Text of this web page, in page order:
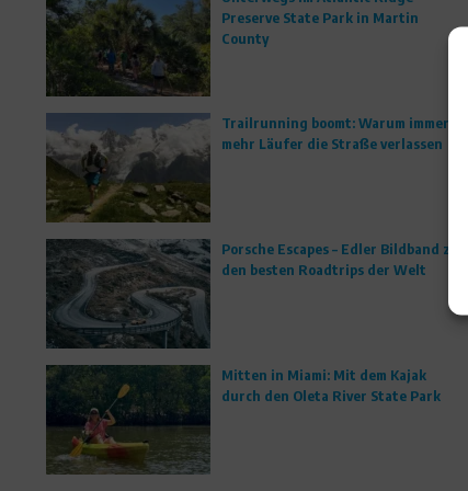
Preserve State Park in Martin
County
Trailrunning boomt: Warum immer
mehr Läufer die Straße verlassen
Porsche Escapes – Edler Bildband zu
den besten Roadtrips der Welt
Mitten in Miami: Mit dem Kajak
durch den Oleta River State Park